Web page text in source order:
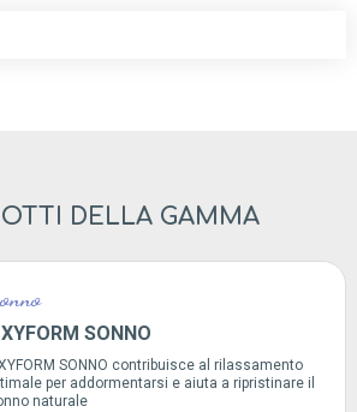
DELLA GAMMA
SONNO
SONNO contribuisce al rilassamento
per addormentarsi e aiuta a ripristinare il
naturale